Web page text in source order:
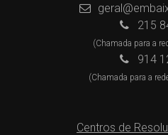
215
(Chamada para a
914
(Chamada para a
Centros de